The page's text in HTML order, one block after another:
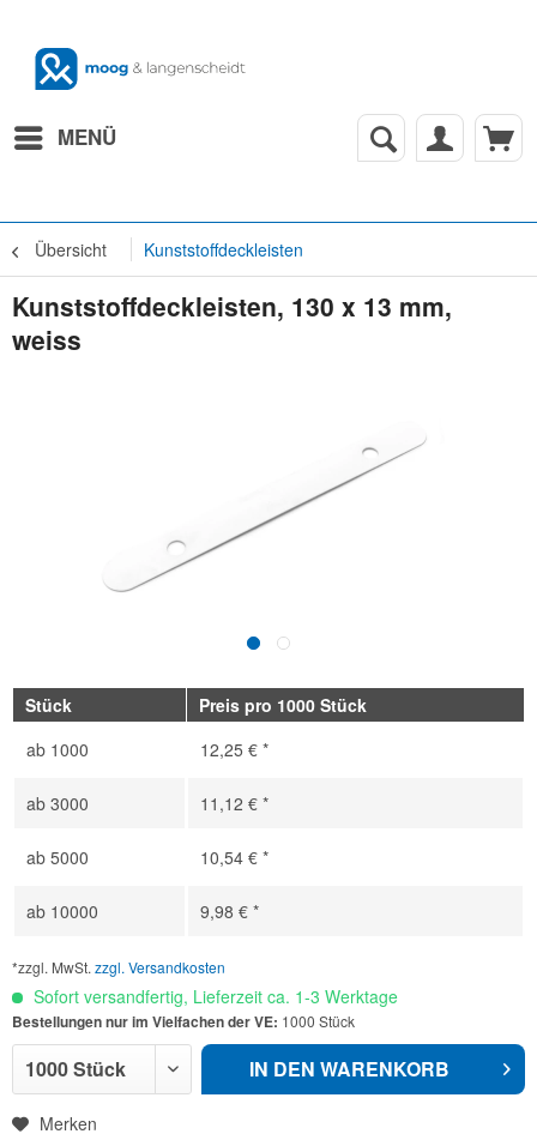
MENÜ
Übersicht Kunststoffdeckleisten
Kunststoffdeckleisten, 130 x 13 mm,
weiss
Stück
Preis pro 1000 Stück
ab 1000 12,25 € *
ab 3000 11,12 € *
ab 5000 10,54 € *
ab 10000 9,98 € *
*zzgl. MwSt. zzgl. Versandkosten
Sofort versandfertig, Lieferzeit ca. 1-3 Werktage
Bestellungen nur im Vielfachen der VE: 1000 Stück
IN DEN WARENKORB
Merken